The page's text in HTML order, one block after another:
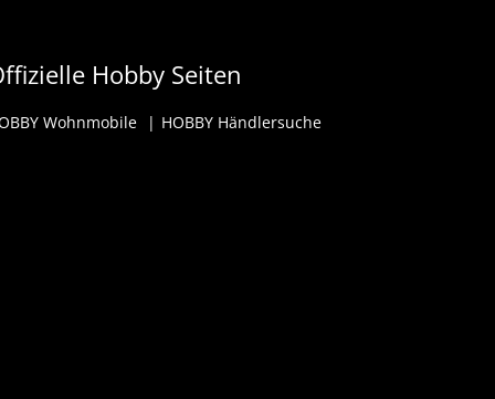
Hobby Seiten
Wohnmobile HOBBY Händlersuche